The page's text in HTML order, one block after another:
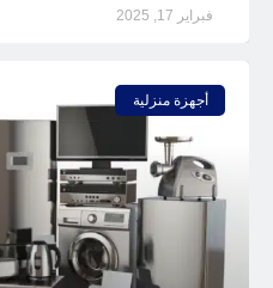
فبراير 17, 2025
أجهزة منزلية